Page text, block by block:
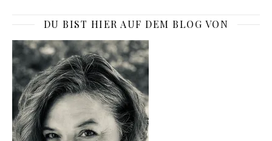
DU BIST HIER AUF DEM BLOG VON